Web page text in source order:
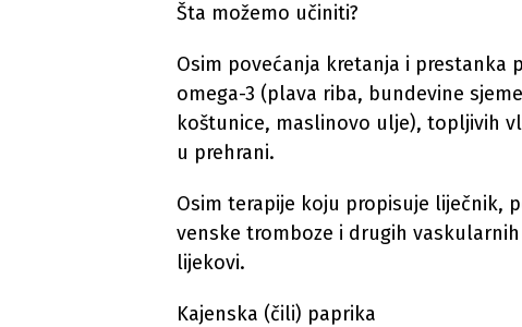
Šta možemo učiniti?
Osim povećanja kretanja i prestanka
omega-3 (plava riba, bundevine
koštunice, maslinovo ulje), topljivih
u prehrani.
Osim terapije koju propisuje liječnik,
venske tromboze i drugih
lijekovi.
Kajenska (čili) paprika